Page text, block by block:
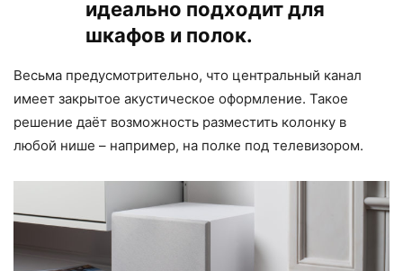
идеально подходит для
шкафов и полок.
Весьма предусмотрительно, что центральный канал
имеет закрытое акустическое оформление. Такое
решение даёт возможность разместить колонку в
любой нише – например, на полке под телевизором.